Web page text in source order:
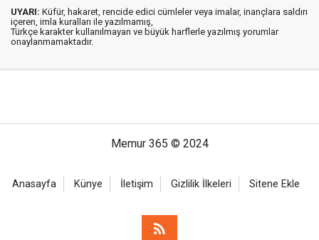
UYARI: Küfür, hakaret, rencide edici cümleler veya imalar, inançlara saldırı
içeren, imla kuralları ile yazılmamış,
Türkçe karakter kullanılmayan ve büyük harflerle yazılmış yorumlar
onaylanmamaktadır.
Memur 365 © 2024
Anasayfa Künye İletişim Gizlilik İlkeleri Sitene Ekle